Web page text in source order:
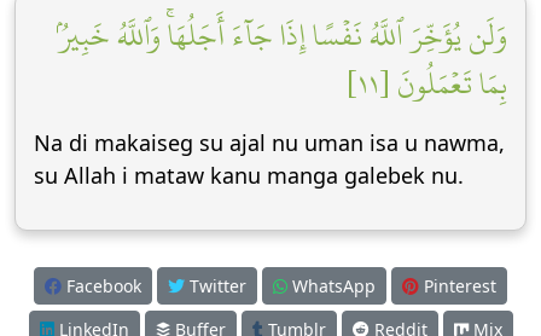
وَلَن يُؤَخِّرَ ٱللَّهُ نَفۡسًا إِذَا جَآءَ أَجَلُهَاۚ وَٱللَّهُ خَبِيرُۢ
بِمَا تَعۡمَلُونَ [١١]
Na di makaiseg su ajal nu uman isa u nawma,
su Allah i mataw kanu manga galebek nu.
Facebook Twitter WhatsApp
Pinterest
LinkedIn
Buffer Tumblr Reddit Mix